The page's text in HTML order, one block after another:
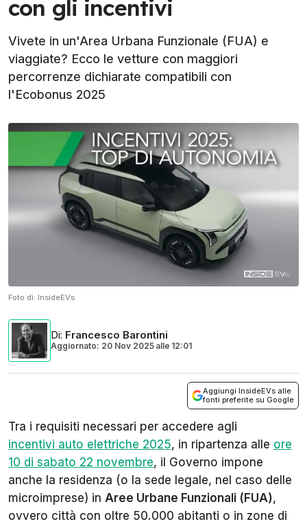
con gli incentivi
Vivete in un'Area Urbana Funzionale (FUA) e
viaggiate? Ecco le vetture con maggiori
percorrenze dichiarate compatibili con
l'Ecobonus 2025
Foto di: InsideEVs
Di: Francesco Barontini
Aggiornato: 20 Nov 2025 alle 12:01
Aggiungi InsideEVs alle
fonti preferite su Google
Tra i requisiti necessari per accedere agli
incentivi auto elettriche 2025, in ripartenza alle ore
10 di sabato 22 novembre, il Governo impone
anche la residenza (o la sede legale, nel caso delle
microimprese) in Aree Urbane Funzionali (FUA),
ovvero città con oltre 50.000 abitanti o in zone di